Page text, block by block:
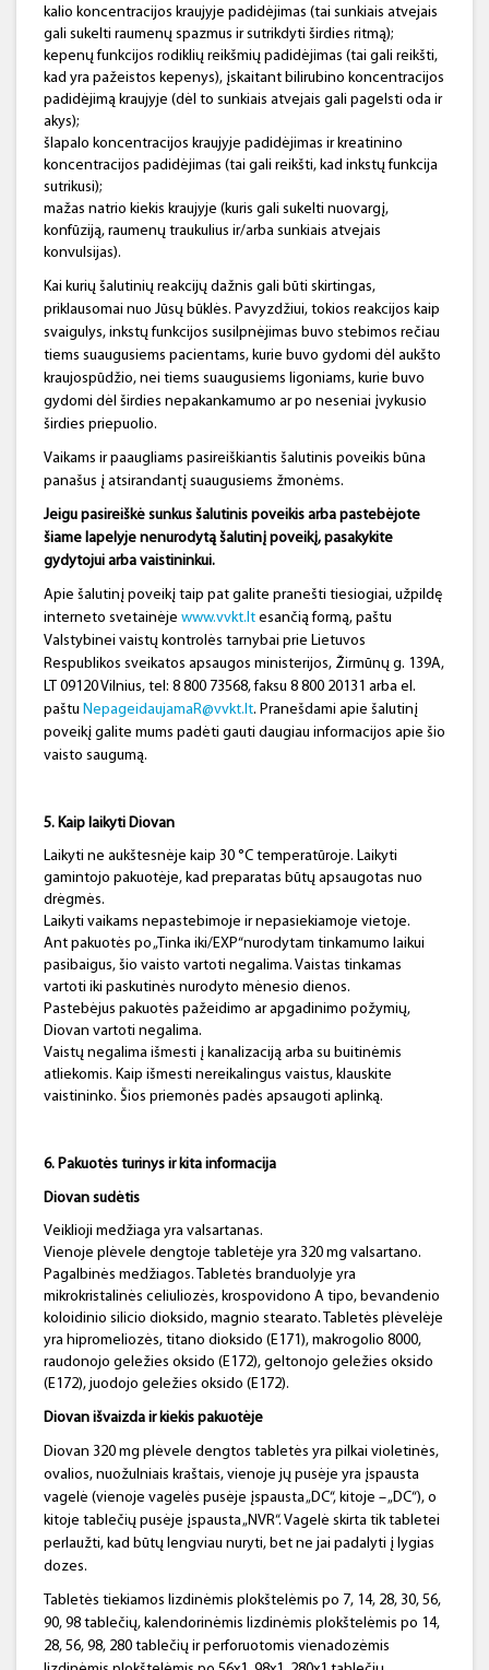
kalio koncentracijos kraujyje padidėjimas (tai sunkiais atvejais
gali sukelti raumenų spazmus ir sutrikdyti širdies ritmą);
kepenų funkcijos rodiklių reikšmių padidėjimas (tai gali reikšti,
kad yra pažeistos kepenys), įskaitant bilirubino koncentracijos
padidėjimą kraujyje (dėl to sunkiais atvejais gali pagelsti oda ir
akys);
šlapalo koncentracijos kraujyje padidėjimas ir kreatinino
koncentracijos padidėjimas (tai gali reikšti, kad inkstų funkcija
sutrikusi);
mažas natrio kiekis kraujyje (kuris gali sukelti nuovargį,
konfūziją, raumenų traukulius ir/arba sunkiais atvejais
konvulsijas).
Kai kurių šalutinių reakcijų dažnis gali būti skirtingas,
priklausomai nuo Jūsų būklės. Pavyzdžiui, tokios reakcijos kaip
svaigulys, inkstų funkcijos susilpnėjimas buvo stebimos rečiau
tiems suaugusiems pacientams, kurie buvo gydomi dėl aukšto
kraujospūdžio, nei tiems suaugusiems ligoniams, kurie buvo
gydomi dėl širdies nepakankamumo ar po neseniai įvykusio
širdies priepuolio.
Vaikams ir paaugliams pasireiškiantis šalutinis poveikis būna
panašus į atsirandantį suaugusiems žmonėms.
Jeigu pasireiškė sunkus šalutinis poveikis arba pastebėjote
šiame lapelyje nenurodytą šalutinį poveikį, pasakykite
gydytojui arba vaistininkui.
Apie šalutinį poveikį taip pat galite pranešti tiesiogiai, užpildę
interneto svetainėje www.vvkt.lt esančią formą, paštu
Valstybinei vaistų kontrolės tarnybai prie Lietuvos
Respublikos sveikatos apsaugos ministerijos, Žirmūnų g. 139A,
LT 09120 Vilnius, tel: 8 800 73568, faksu 8 800 20131 arba el.
paštu NepageidaujamaR@vvkt.lt. Pranešdami apie šalutinį
poveikį galite mums padėti gauti daugiau informacijos apie šio
vaisto saugumą.
5. Kaip laikyti Diovan
Laikyti ne aukštesnėje kaip 30 °C temperatūroje. Laikyti
gamintojo pakuotėje, kad preparatas būtų apsaugotas nuo
drėgmės.
Laikyti vaikams nepastebimoje ir nepasiekiamoje vietoje.
Ant pakuotės po „Tinka iki/EXP“nurodytam tinkamumo laikui
pasibaigus, šio vaisto vartoti negalima. Vaistas tinkamas
vartoti iki paskutinės nurodyto mėnesio dienos.
Pastebėjus pakuotės pažeidimo ar apgadinimo požymių,
Diovan vartoti negalima.
Vaistų negalima išmesti į kanalizaciją arba su buitinėmis
atliekomis. Kaip išmesti nereikalingus vaistus, klauskite
vaistininko. Šios priemonės padės apsaugoti aplinką.
6. Pakuotės turinys ir kita informacija
Diovan sudėtis
Veiklioji medžiaga yra valsartanas.
Vienoje plėvele dengtoje tabletėje yra 320 mg valsartano.
Pagalbinės medžiagos. Tabletės branduolyje yra
mikrokristalinės celiuliozės, krospovidono A tipo, bevandenio
koloidinio silicio dioksido, magnio stearato. Tabletės plėvelėje
yra hipromeliozės, titano dioksido (E171), makrogolio 8000,
raudonojo geležies oksido (E172), geltonojo geležies oksido
(E172), juodojo geležies oksido (E172).
Diovan išvaizda ir kiekis pakuotėje
Diovan 320 mg plėvele dengtos tabletės yra pilkai violetinės,
ovalios, nuožulniais kraštais, vienoje jų pusėje yra įspausta
vagelė (vienoje vagelės pusėje įspausta „DC“, kitoje – „DC“), o
kitoje tablečių pusėje įspausta „NVR“. Vagelė skirta tik tabletei
perlaužti, kad būtų lengviau nuryti, bet ne jai padalyti į lygias
dozes.
Tabletės tiekiamos lizdinėmis plokštelėmis po 7, 14, 28, 30, 56,
90, 98 tablečių, kalendorinėmis lizdinėmis plokštelėmis po 14,
28, 56, 98, 280 tablečių ir perforuotomis vienadozėmis